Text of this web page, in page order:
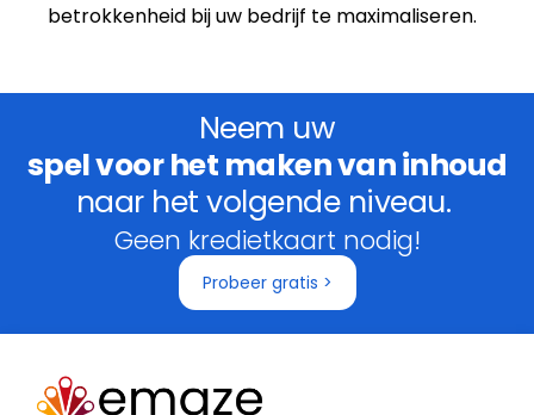
betrokkenheid bij uw bedrijf te maximaliseren.
Neem uw
spel voor het maken van inhoud
naar het volgende niveau.
Geen kredietkaart nodig!
Probeer gratis >